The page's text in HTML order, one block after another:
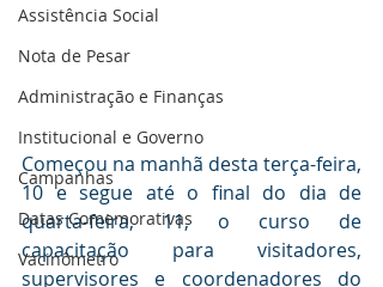
Assistência Social
Nota de Pesar
Administração e Finanças
Institucional e Governo
Campanhas
Datas Comemorativas
Vacinômetro
Começou na manhã desta terça-feira,
10 e segue até o final do dia de
quarta-feira, 11, o curso de
capacitação para visitadores,